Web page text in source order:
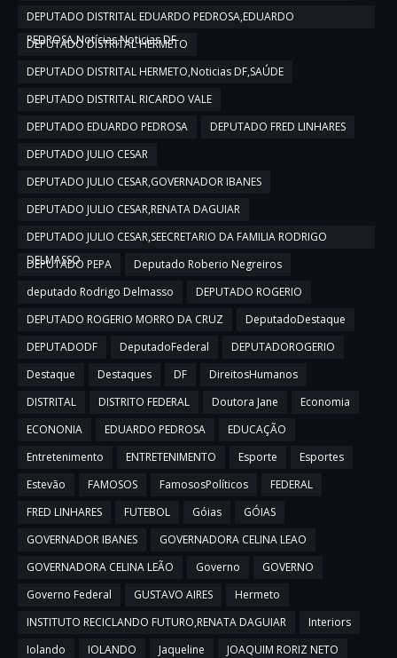
DEPUTADO DISTRITAL EDUARDO PEDROSA,EDUARDO
PEDROSA,Notícias,Noticias DF
DEPUTADO DISTRITAL HERMETO
DEPUTADO DISTRITAL HERMETO,Noticias DF,SAÚDE
DEPUTADO DISTRITAL RICARDO VALE
DEPUTADO EDUARDO PEDROSA
DEPUTADO FRED LINHARES
DEPUTADO JULIO CESAR
DEPUTADO JULIO CESAR,GOVERNADOR IBANES
DEPUTADO JULIO CESAR,RENATA DAGUIAR
DEPUTADO JULIO CESAR,SEECRETARIO DA FAMILIA RODRIGO
DELMASSO
DEPUTADO PEPA
Deputado Roberio Negreiros
deputado Rodrigo Delmasso
DEPUTADO ROGERIO
DEPUTADO ROGERIO MORRO DA CRUZ
DeputadoDestaque
DEPUTADODF
DeputadoFederal
DEPUTADOROGERIO
Destaque
Destaques DF
DireitosHumanos
DISTRITAL
DISTRITO FEDERAL Doutora Jane
Economia
ECONONIA
EDUARDO PEDROSA
EDUCAÇÃO
Entretenimento
ENTRETENIMENTO Esporte
Esportes
Estevão
FAMOSOS FamososPolíticos
FEDERAL
FRED LINHARES
FUTEBOL Góias
GÓIAS
GOVERNADOR IBANES
GOVERNADORA CELINA LEAO
GOVERNADORA CELINA LEÃO
Governo
GOVERNO
Governo Federal
GUSTAVO AIRES
Hermeto
INSTITUTO RECICLANDO FUTURO,RENATA DAGUIAR
Interiors
Iolando
IOLANDO Jaqueline
JOAQUIM RORIZ NETO